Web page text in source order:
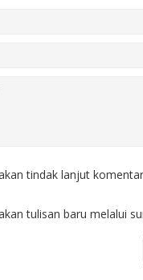
tindak lanjut
tulisan baru melalui